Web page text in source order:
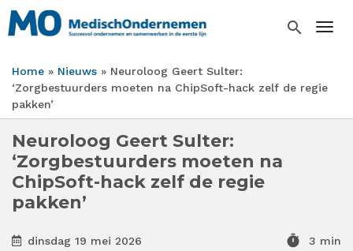
Overslaan
en
inhoud
gaan
search
Kruimelpad
Home Nieuws
Neuroloog Geert Sulter:
‘Zorgbestuurders moeten na ChipSoft-hack zelf de regie
pakken’
Neuroloog Geert Sulter:
‘Zorgbestuurders moeten na
ChipSoft-hack zelf de regie
pakken’
dinsdag 19 mei 2026 timer 3 min